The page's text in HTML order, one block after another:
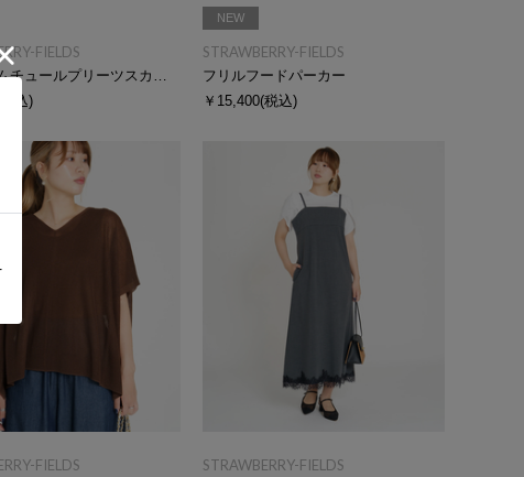
FIELDS
レースヘムチュールプリーツスカート
(税込)
NEW
STRAWBERRY-FIELDS
フリルフードパーカー
￥15,400(税込)
FIELDS STRAWBERRY-FIELDS